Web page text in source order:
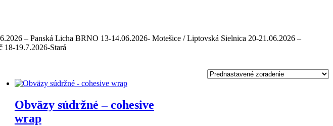
– Panská Licha BRNO 13-14.06.2026- Motešice / Liptovská Sielnica 20-21.06.2026 –
18-19.7.2026-Stará
Obväzy súdržné – cohesive
wrap